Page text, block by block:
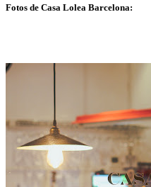
Fotos de Casa Lolea Barcelona: